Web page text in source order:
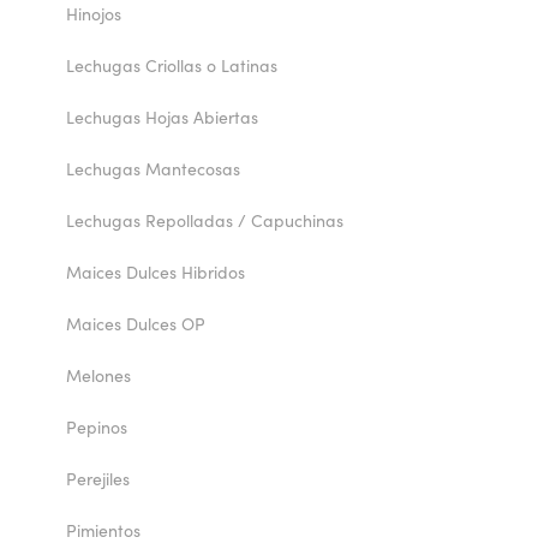
Hinojos
Lechugas Criollas o Latinas
Lechugas Hojas Abiertas
Lechugas Mantecosas
Lechugas Repolladas / Capuchinas
Maices Dulces Hibridos
Maices Dulces OP
Melones
Pepinos
Perejiles
Pimientos